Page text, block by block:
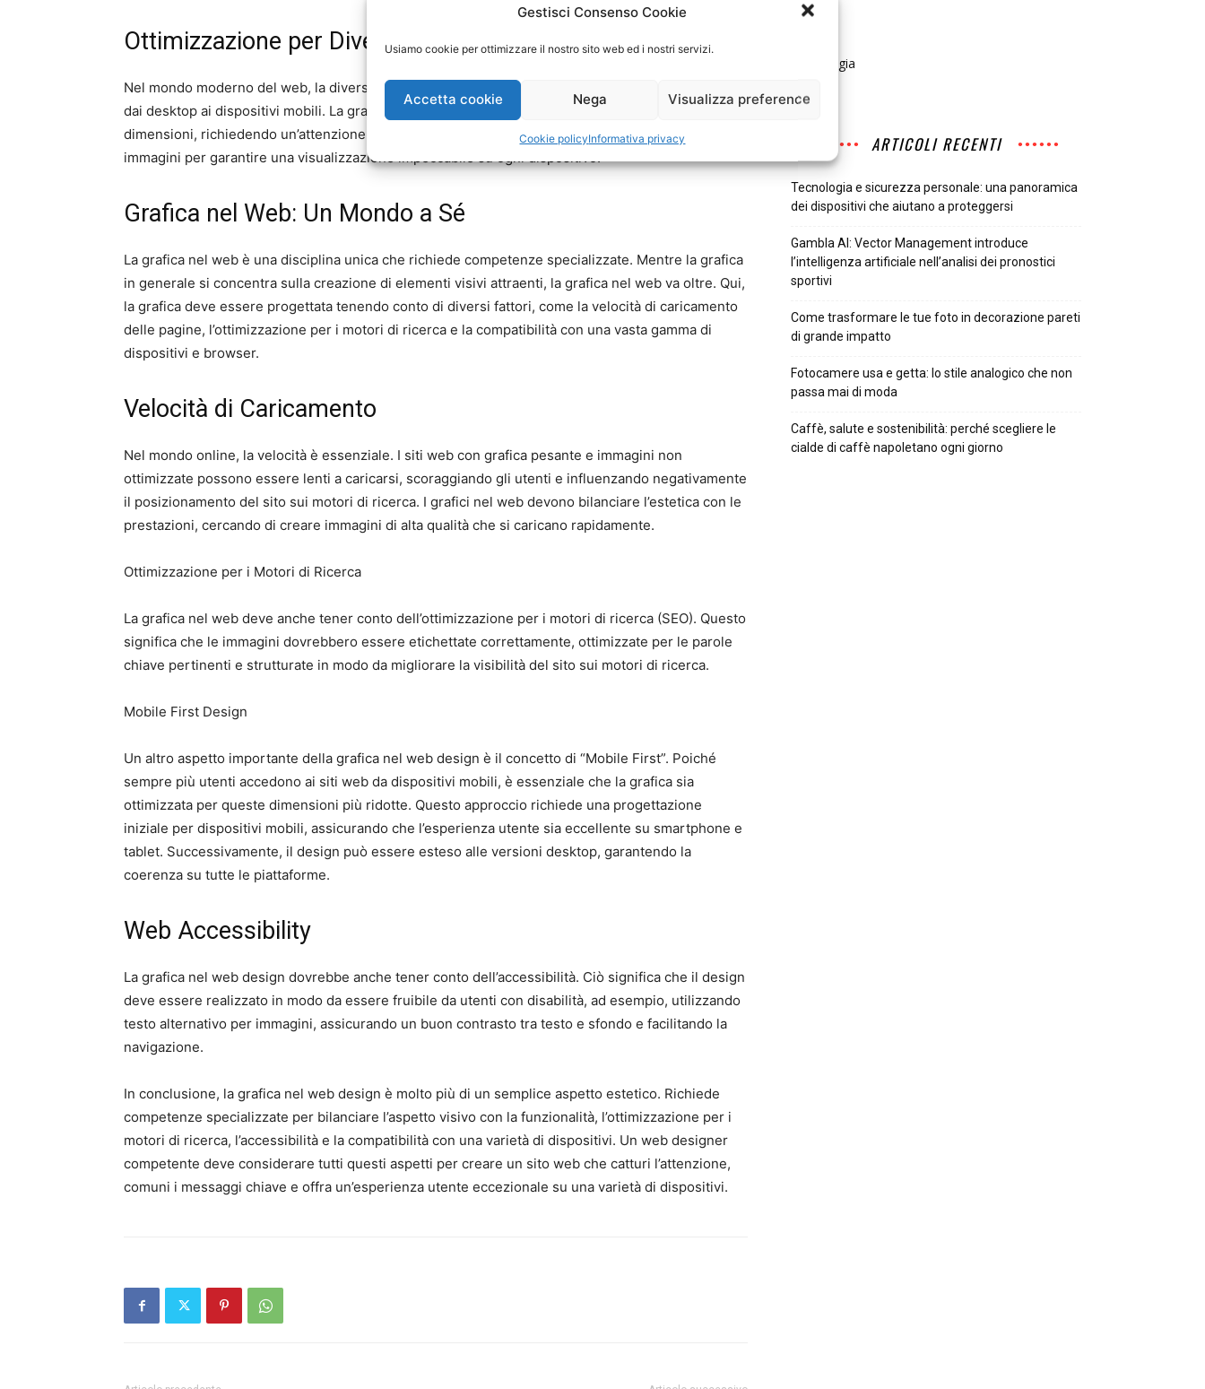
Gestisci Consenso Cookie
Usiamo cookie per ottimizzare il nostro sito web ed i nostri servizi.
Accetta cookie Nega Visualizza preference
Cookie policyInformativa privacy
Ottimizzazione per Diversi Dispositivi
Nel mondo moderno del web, la diversità dei dispositivi utilizzati per navigare in rete è enorme,
dai desktop ai dispositivi mobili. La grafica deve adattarsi in modo fluido a schermi di diverse
dimensioni, richiedendo un’attenzione particolare al design responsivo e all’ottimizzazione delle
immagini per garantire una visualizzazione impeccabile su ogni dispositivo.
Grafica nel Web: Un Mondo a Sé
La grafica nel web è una disciplina unica che richiede competenze specializzate. Mentre la grafica
in generale si concentra sulla creazione di elementi visivi attraenti, la grafica nel web va oltre. Qui,
la grafica deve essere progettata tenendo conto di diversi fattori, come la velocità di caricamento
delle pagine, l’ottimizzazione per i motori di ricerca e la compatibilità con una vasta gamma di
dispositivi e browser.
Velocità di Caricamento
Nel mondo online, la velocità è essenziale. I siti web con grafica pesante e immagini non
ottimizzate possono essere lenti a caricarsi, scoraggiando gli utenti e influenzando negativamente
il posizionamento del sito sui motori di ricerca. I grafici nel web devono bilanciare l’estetica con le
prestazioni, cercando di creare immagini di alta qualità che si caricano rapidamente.
Ottimizzazione per i Motori di Ricerca
La grafica nel web deve anche tener conto dell’ottimizzazione per i motori di ricerca (SEO). Questo
significa che le immagini dovrebbero essere etichettate correttamente, ottimizzate per le parole
chiave pertinenti e strutturate in modo da migliorare la visibilità del sito sui motori di ricerca.
Mobile First Design
Un altro aspetto importante della grafica nel web design è il concetto di “Mobile First”. Poiché
sempre più utenti accedono ai siti web da dispositivi mobili, è essenziale che la grafica sia
ottimizzata per queste dimensioni più ridotte. Questo approccio richiede una progettazione
iniziale per dispositivi mobili, assicurando che l’esperienza utente sia eccellente su smartphone e
tablet. Successivamente, il design può essere esteso alle versioni desktop, garantendo la
coerenza su tutte le piattaforme.
Web Accessibility
La grafica nel web design dovrebbe anche tener conto dell’accessibilità. Ciò significa che il design
deve essere realizzato in modo da essere fruibile da utenti con disabilità, ad esempio, utilizzando
testo alternativo per immagini, assicurando un buon contrasto tra testo e sfondo e facilitando la
navigazione.
In conclusione, la grafica nel web design è molto più di un semplice aspetto estetico. Richiede
competenze specializzate per bilanciare l’aspetto visivo con la funzionalità, l’ottimizzazione per i
motori di ricerca, l’accessibilità e la compatibilità con una varietà di dispositivi. Un web designer
competente deve considerare tutti questi aspetti per creare un sito web che catturi l’attenzione,
comuni i messaggi chiave e offra un’esperienza utente eccezionale su una varietà di dispositivi.
Ricerca
Tecnologia
ARTICOLI RECENTI
Tecnologia e sicurezza personale: una panoramica
dei dispositivi che aiutano a proteggersi
Gambla AI: Vector Management introduce
l’intelligenza artificiale nell’analisi dei pronostici
sportivi
Come trasformare le tue foto in decorazione pareti
di grande impatto
Fotocamere usa e getta: lo stile analogico che non
passa mai di moda
Caffè, salute e sostenibilità: perché scegliere le
cialde di caffè napoletano ogni giorno